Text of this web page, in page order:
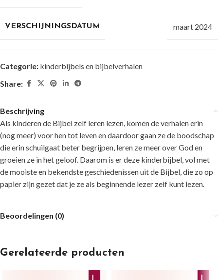
VERSCHIJNINGSDATUM maart 2024
Categorie: kinderbijbels en bijbelverhalen
Share:
Beschrijving
Als kinderen de Bijbel zelf leren lezen, komen de verhalen erin
(nog meer) voor hen tot leven en daardoor gaan ze de boodschap
die erin schuilgaat beter begrijpen, leren ze meer over God en
groeien ze in het geloof. Daarom is er deze kinderbijbel, vol met
de mooiste en bekendste geschiedenissen uit de Bijbel, die zo op
papier zijn gezet dat je ze als beginnende lezer zelf kunt lezen.
Beoordelingen (0)
Gerelateerde producten